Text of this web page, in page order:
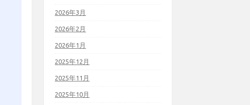
2026年3月
2026年2月
2026年1月
2025年12月
2025年11月
2025年10月